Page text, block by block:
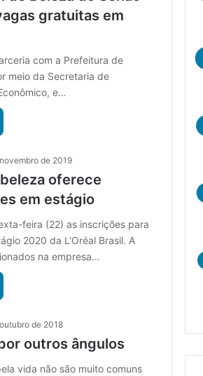
gratuitas em
com a Prefeitura de
meio da Secretaria de
e…
de 2019
oferece
em estágio
feira (22) as inscrições para
2020 da L’Oréal Brasil. A
na empresa…
de 2018
outros ângulos
vida não são muito comuns